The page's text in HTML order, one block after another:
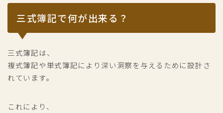
三式簿記で何が出来る？
三式簿記は、
複式簿記や単式簿記により深い洞察を与えるために設計さ
れています。
これにより、